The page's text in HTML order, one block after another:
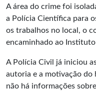
A área do crime foi
a Polícia Científica para
os trabalhos no local, o
encaminhado ao
A Polícia Civil já iniciou
autoria e a motivação do
não há informações